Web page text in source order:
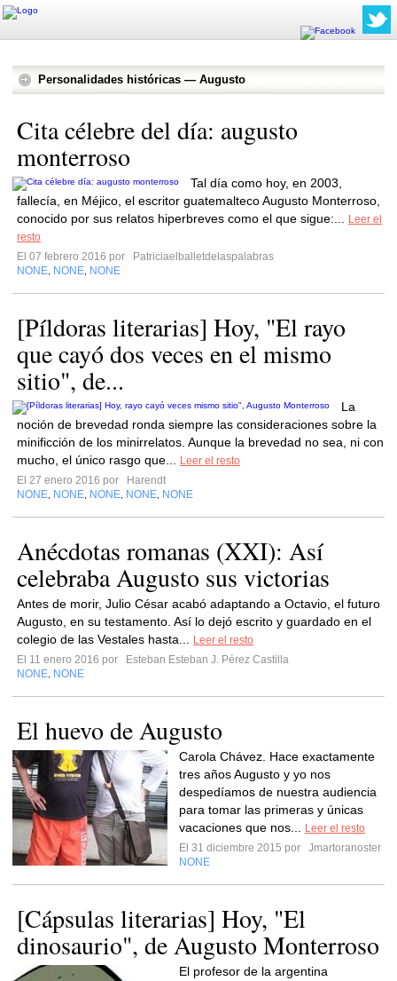
Personalidades históricas — Augusto
Cita célebre del día: augusto
monterroso
Tal día como hoy, en 2003,
fallecía, en Méjico, el escritor guatemalteco Augusto Monterroso,
conocido por sus relatos hiperbreves como el que sigue:...
Leer el
resto
El 07 febrero 2016 por
Patriciaelballetdelaspalabras
NONE NONE NONE
[Píldoras literarias] Hoy, "El rayo
que cayó dos veces en el mismo
sitio", de...
La
noción de brevedad ronda siempre las consideraciones sobre la
minificción de los minirrelatos. Aunque la brevedad no sea, ni con
mucho, el único rasgo que...
Leer el resto
El 27 enero 2016 por
Harendt
NONE NONE NONE NONE NONE
Anécdotas romanas (XXI): Así
celebraba Augusto sus victorias
Antes de morir, Julio César acabó adaptando a Octavio, el futuro
Augusto, en su testamento. Así lo dejó escrito y guardado en el
colegio de las Vestales hasta...
Leer el resto
El 11 enero 2016 por
Esteban Esteban J. Pérez Castilla
NONE NONE
El huevo de Augusto
Carola Chávez. Hace exactamente
tres años Augusto y yo nos
despedíamos de nuestra audiencia
para tomar las primeras y únicas
vacaciones que nos...
Leer el resto
El 31 diciembre 2015 por
Jmartoranoster
NONE
[Cápsulas literarias] Hoy, "El
dinosaurio", de Augusto Monterroso
El profesor de la argentina